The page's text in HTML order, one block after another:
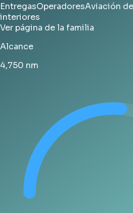
EntregasOperadoresAviación
interiores
Ver página de la familia
Alcance
4,750 nm